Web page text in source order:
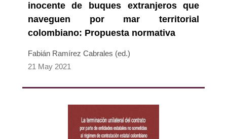
inocente de buques extranjeros que
naveguen por mar territorial
colombiano: Propuesta normativa
Fabián Ramírez Cabrales (ed.)
21 May 2021